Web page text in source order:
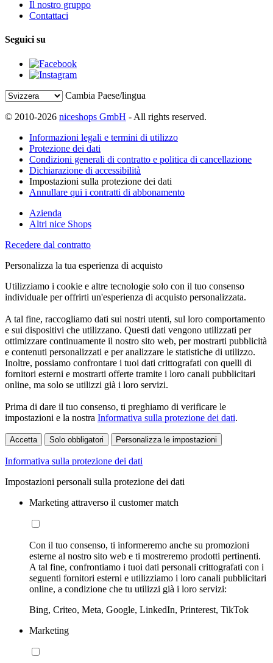
Il nostro gruppo
Contattaci
Seguici su
Cambia Paese/lingua
© 2010-2026 niceshops GmbH - All rights reserved.
Informazioni legali e termini di utilizzo
Protezione dei dati
Condizioni generali di contratto e politica di cancellazione
Dichiarazione di accessibilità
Impostazioni sulla protezione dei dati
Annullare qui i contratti di abbonamento
Azienda
Altri nice Shops
Recedere dal contratto
Personalizza la tua esperienza di acquisto
Utilizziamo i cookie e altre tecnologie solo con il tuo consenso
individuale per offrirti un'esperienza di acquisto personalizzata.
A tal fine, raccogliamo dati sui nostri utenti, sul loro comportamento
e sui dispositivi che utilizzano. Questi dati vengono utilizzati per
ottimizzare continuamente il nostro sito web, per mostrarti pubblicità
e contenuti personalizzati e per analizzare le statistiche di utilizzo.
Inoltre, possiamo confrontare i tuoi dati crittografati con quelli di
fornitori esterni e mostrarti offerte tramite i loro canali pubblicitari
online, ma solo se utilizzi già i loro servizi.
Prima di dare il tuo consenso, ti preghiamo di verificare le
impostazioni e la nostra Informativa sulla protezione dei dati.
Accetta Solo obbligatori Personalizza le impostazioni
Informativa sulla protezione dei dati
Impostazioni personali sulla protezione dei dati
Marketing attraverso il customer match
Con il tuo consenso, ti informeremo anche su promozioni
esterne al nostro sito web e ti mostreremo prodotti pertinenti.
A tal fine, confrontiamo i tuoi dati personali crittografati con i
seguenti fornitori esterni e utilizziamo i loro canali pubblicitari
online, a condizione che tu utilizzi già i loro servizi:
Bing, Criteo, Meta, Google, LinkedIn, Printerest, TikTok
Marketing